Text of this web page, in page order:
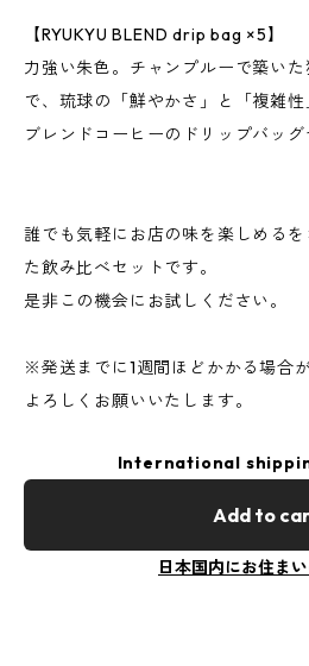
【RYUKYU BLEND drip bag ×5】
力強い朱色。チャンプルーで築い
で、琉球の「鮮やかさ」と「複雑
ブレンドコーヒーのドリップバッグ
誰でも気軽にお店の味を楽しめる
た飲み比べセットです。
是非この機会にお試しください。
※発送までに1週間ほどかかる場合
よろしくお願いいたします。
International
Add to
日本国内にお住ま